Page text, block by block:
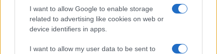
I want to allow Google to enable storage
related to advertising like cookies on web or
device identifiers in apps.
I want to allow my user data to be sent to
2000 /2000